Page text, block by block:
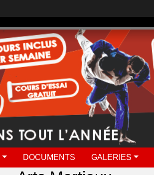
DOCUMENTS GALERIES